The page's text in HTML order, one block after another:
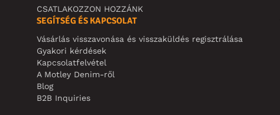
CSATLAKOZZON HOZZÁNK
SEGÍTSÉG ÉS KAPCSOLAT
Vásárlás visszavonása és visszaküldés regisztrálása
Gyakori kérdések
Kapcsolatfelvétel
A Motley Denim-ről
Blog
B2B Inquiries